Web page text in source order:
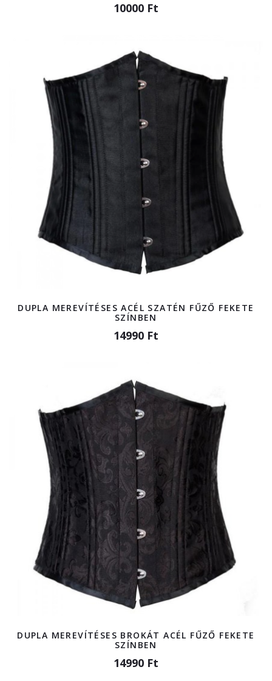
10000 Ft
DUPLA MEREVÍTÉSES ACÉL SZATÉN FŰZŐ FEKETE
SZÍNBEN
14990 Ft
DUPLA MEREVÍTÉSES BROKÁT ACÉL FŰZŐ FEKETE
SZÍNBEN
14990 Ft